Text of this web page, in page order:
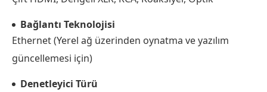
Bağlantı Teknolojisi
Ethernet (Yerel ağ üzerinden oynatma ve yazılım
güncellemesi için)
Denetleyici Türü